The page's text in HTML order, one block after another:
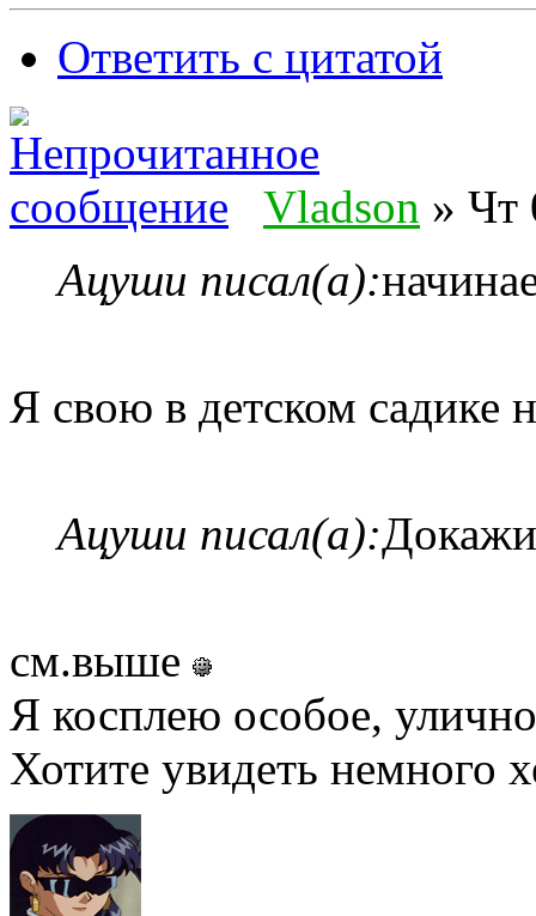
Ответить с цитатой
Vladson » Чт
Ацуши писал(а):
Я свою в детском садике
Ацуши писал(а):Докажи
см.выше
Я косплею особое,
Хотите увидеть немного